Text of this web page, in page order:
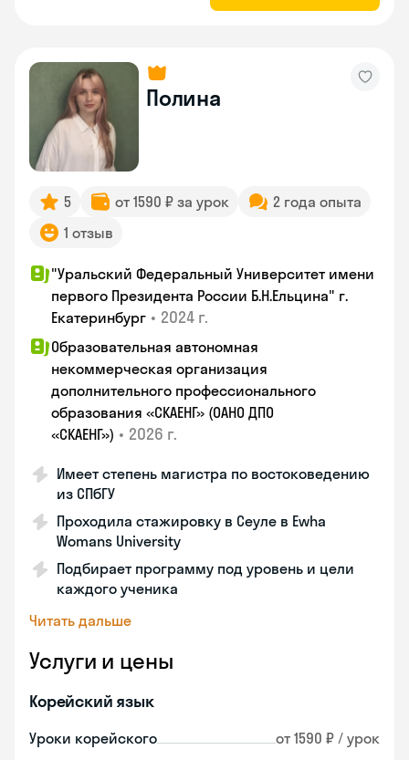
Полина
5 от 1590 ₽ за урок
2 года опыта
1 отзыв
"Уральский Федеральный Университет имени
первого Президента России Б.Н.Ельцина" г.
Екатеринбург • 2024 г.
Образовательная автономная
некоммерческая организация
дополнительного профессионального
образования «СКАЕНГ» (ОАНО ДПО
«СКАЕНГ») • 2026 г.
Имеет степень магистра по востоковедению
из СПбГУ
Проходила стажировку в Сеуле в Ewha
Womans University
Подбирает программу под уровень и цели
каждого ученика
Читать дальше
Услуги и цены
Корейский язык
Уроки корейского от 1590 ₽ / урок